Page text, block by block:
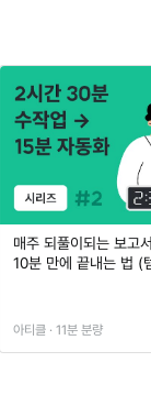
매주 되풀이되는 보고
10분 만에 끝내는 법 (
아티클 · 11분 분량